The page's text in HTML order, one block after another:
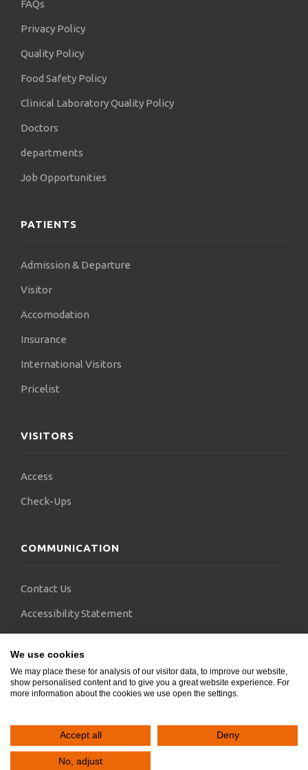
FAQs
Privacy Policy
Quality Policy
Food Safety Policy
Clinical Laboratory Quality Policy
Doctors
departments
Job Opportunities
PATIENTS
Admission & Departure
Visitor
Accomodation
Insurance
International Visitors
Pricelist
VISITORS
Access
Check-Ups
COMMUNICATION
Contact Us
Accessibility Statement
We use cookies
We may place these for analysis of our visitor data, to improve our website,
show personalised content and to give you a great website experience. For
more information about the cookies we use open the settings.
Accept all Deny
No, adjust